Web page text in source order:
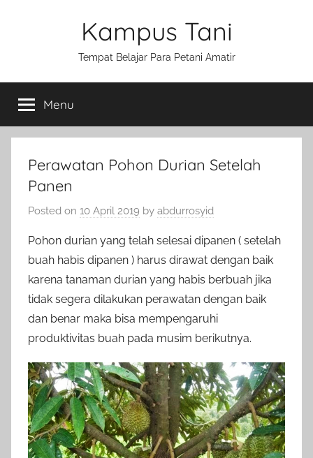
Kampus Tani
Tempat Belajar Para Petani Amatir
Menu
Perawatan Pohon Durian Setelah
Panen
Posted on 10 April 2019 by abdurrosyid
Pohon durian yang telah selesai dipanen ( setelah
buah habis dipanen ) harus dirawat dengan baik
karena tanaman durian yang habis berbuah jika
tidak segera dilakukan perawatan dengan baik
dan benar maka bisa mempengaruhi
produktivitas buah pada musim berikutnya.